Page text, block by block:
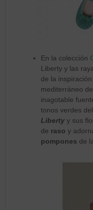
En la colección
Liberty y las
de la
mediterráneo de
inagotable
tonos verdes
Liberty y sus
de raso y
pompones de